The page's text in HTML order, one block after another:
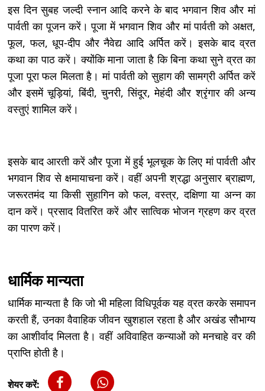
इस दिन सुबह जल्दी स्नान आदि करने के बाद भगवान शिव और मां
पार्वती का पूजन करें। पूजा में भगवान शिव और मां पार्वती को अक्षत,
फूल, फल, धूप-दीप और नैवेद्य आदि अर्पित करें। इसके बाद व्रत
कथा का पाठ करें। क्योंकि माना जाता है कि बिना कथा सुने व्रत का
पूजा पूरा फल मिलता है। मां पार्वती को सुहाग की सामग्री अर्पित करें
और इसमें चूड़ियां, बिंदी, चुनरी, सिंदूर, मेहंदी और श्रृंगार की अन्य
वस्तुएं शामिल करें।
इसके बाद आरती करें और पूजा में हुई भूलचूक के लिए मां पार्वती और
भगवान शिव से क्षमायाचना करें। वहीं अपनी श्रद्धा अनुसार ब्राह्मण,
जरूरतमंद या किसी सुहागिन को फल, वस्त्र, दक्षिणा या अन्न का
दान करें। प्रसाद वितरित करें और सात्विक भोजन ग्रहण कर व्रत
का पारण करें।
धार्मिक मान्यता
धार्मिक मान्यता है कि जो भी महिला विधिपूर्वक यह व्रत करके समापन
करती हैं, उनका वैवाहिक जीवन खुशहाल रहता है और अखंड सौभाग्य
का आशीर्वाद मिलता है। वहीं अविवाहित कन्याओं को मनचाहे वर की
प्राप्ति होती है।
शेयर करें: